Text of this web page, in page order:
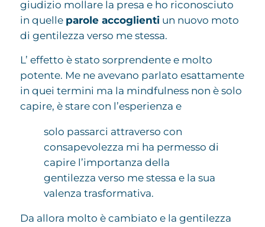
giudizio mollare la presa e ho riconosciuto
in quelle parole accoglientiun nuovo moto
di gentilezza verso me stessa.
L’ effetto è stato sorprendente e molto
potente. Me ne avevano parlato esattamente
in quei termini ma la mindfulness non è solo
capire, è stare con l’esperienza e
solo passarci attraverso con
consapevolezza mi ha permesso di
capire l’importanza della
gentilezza verso me stessa e la sua
valenza trasformativa.
Da allora molto è cambiato e la gentilezza